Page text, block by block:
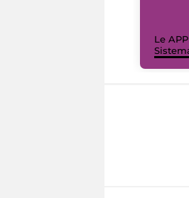
Le